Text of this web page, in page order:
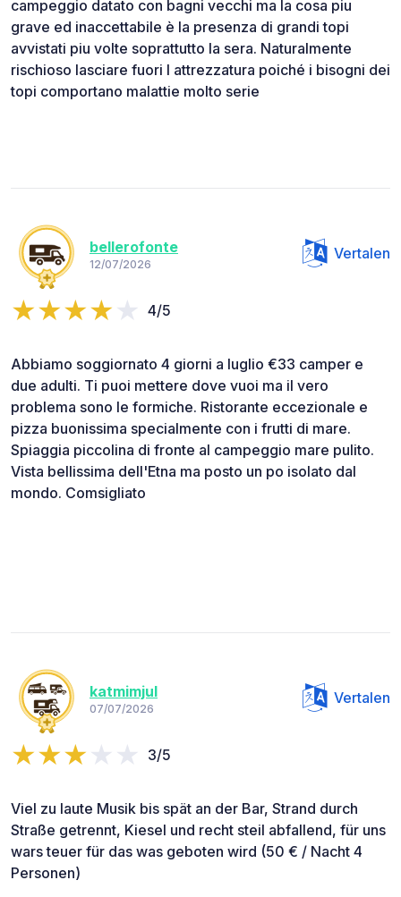
campeggio datato con bagni vecchi ma la cosa piu
grave ed inaccettabile è la presenza di grandi topi
avvistati piu volte soprattutto la sera. Naturalmente
rischioso lasciare fuori l attrezzatura poiché i bisogni dei
topi comportano malattie molto serie
bellerofonte
12/07/2026
Vertalen
4/5
Abbiamo soggiornato 4 giorni a luglio €33 camper e
due adulti. Ti puoi mettere dove vuoi ma il vero
problema sono le formiche. Ristorante eccezionale e
pizza buonissima specialmente con i frutti di mare.
Spiaggia piccolina di fronte al campeggio mare pulito.
Vista bellissima dell'Etna ma posto un po isolato dal
mondo. Comsigliato
katmimjul
07/07/2026
Vertalen
3/5
Viel zu laute Musik bis spät an der Bar, Strand durch
Straße getrennt, Kiesel und recht steil abfallend, für uns
wars teuer für das was geboten wird (50 € / Nacht 4
Personen)